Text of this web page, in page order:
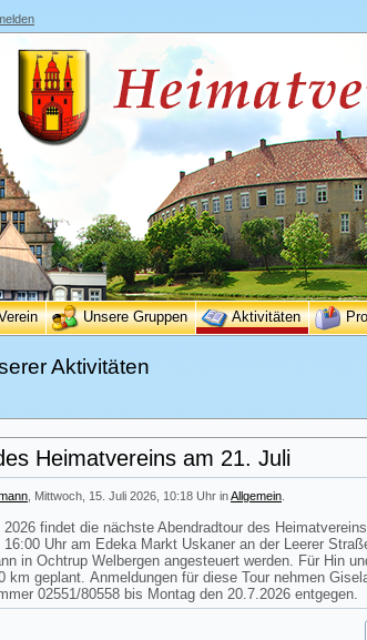
Unsere Gruppen Aktivitäten
Aktivitäten
Heimatvereins am 21. Juli
, Mittwoch, 15. Juli 2026, 10:18 Uhr inAllgemein
findet die nächste Abendradtour des
Uhr am Edeka Markt Uskaner an der Leerer
in Ochtrup Welbergen angesteuert werden. Für Hin
km geplant. Anmeldungen für diese Tour nehmen
02551/80558 bis Montag den 20.7.2026 entgegen.